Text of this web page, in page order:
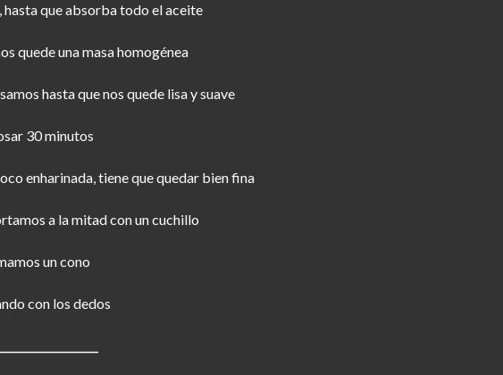
hasta que absorba todo el aceite
quede una masa homogénea
hasta que nos quede lisa y suave
30 minutos
enharinada, tiene que quedar bien fina
a la mitad con un cuchillo
un cono
con los dedos